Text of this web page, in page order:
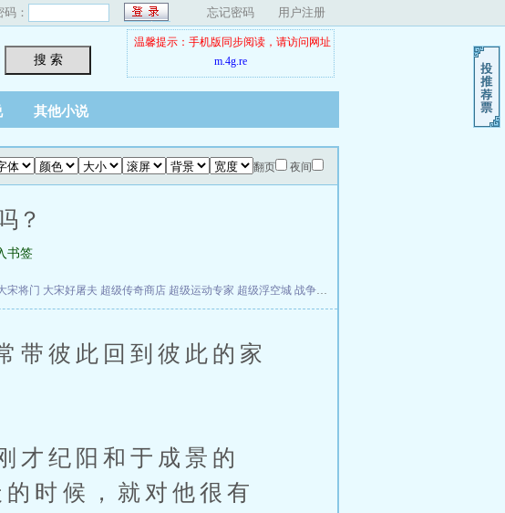
码： 忘记密码 用户注册
搜 索
温馨提示：手机版同步阅读，请访问网址
m.4g.re
其他小说
翻页 夜间
？
书签
宋将门 大宋好屠夫 超级传奇商店 超级运动专家 超级浮空城 战争天堂
彼此回到彼此的家
纪阳和于成景的
时候，就对他很有